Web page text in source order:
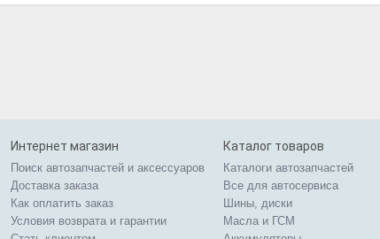
Интернет магазин
Поиск автозапчастей и аксессуаров
Доставка заказа
Как оплатить заказ
Условия возврата и гарантии
Каталог товаров
Каталоги автозапчастей
Все для автосервиса
Шины, диски
Масла и ГСМ